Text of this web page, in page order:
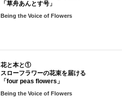
「草舟あんとす号」
Being the Voice of Flowers
花と本と①
スローフラワーの花束を届ける
「four peas flowers」
Being the Voice of Flowers